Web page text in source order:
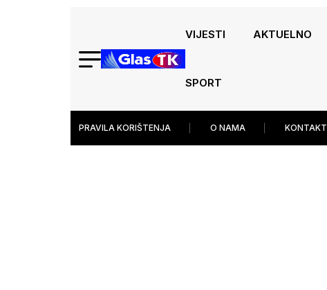
VIJESTI AKTUELNO
SPORT
PRAVILA KORIŠTENJA O NAMA KONTAKT